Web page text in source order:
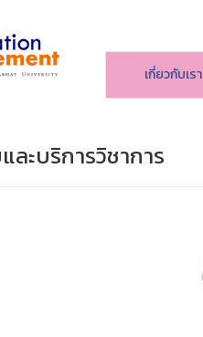
เกี่ยวกับเรา
ะบริการวิชาการ